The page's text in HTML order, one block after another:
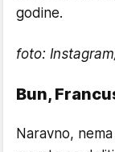
godine.
foto:
Bun,
Naravno,